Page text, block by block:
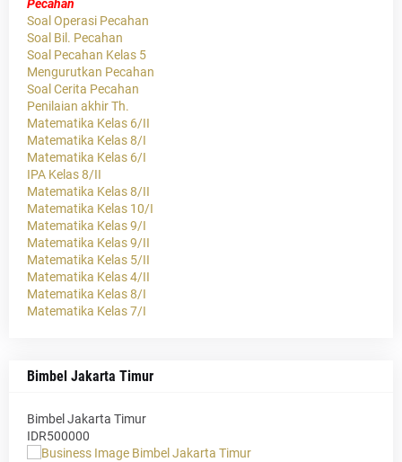
Pecahan
Soal Operasi Pecahan
Soal Bil. Pecahan
Soal Pecahan Kelas 5
Mengurutkan Pecahan
Soal Cerita Pecahan
Penilaian akhir Th.
Matematika Kelas 6/II
Matematika Kelas 8/I
Matematika Kelas 6/I
IPA Kelas 8/II
Matematika Kelas 8/II
Matematika Kelas 10/I
Matematika Kelas 9/I
Matematika Kelas 9/II
Matematika Kelas 5/II
Matematika Kelas 4/II
Matematika Kelas 8/I
Matematika Kelas 7/I
Bimbel Jakarta Timur
Bimbel Jakarta Timur
IDR500000